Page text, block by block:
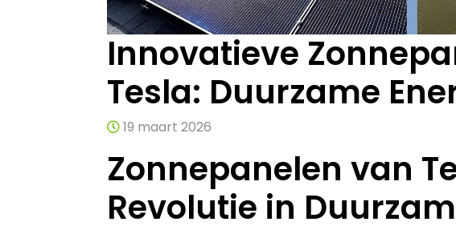
Innovatieve
Tesla: Duurzame
19 maart 2026
Zonnepanelen van
Revolutie in